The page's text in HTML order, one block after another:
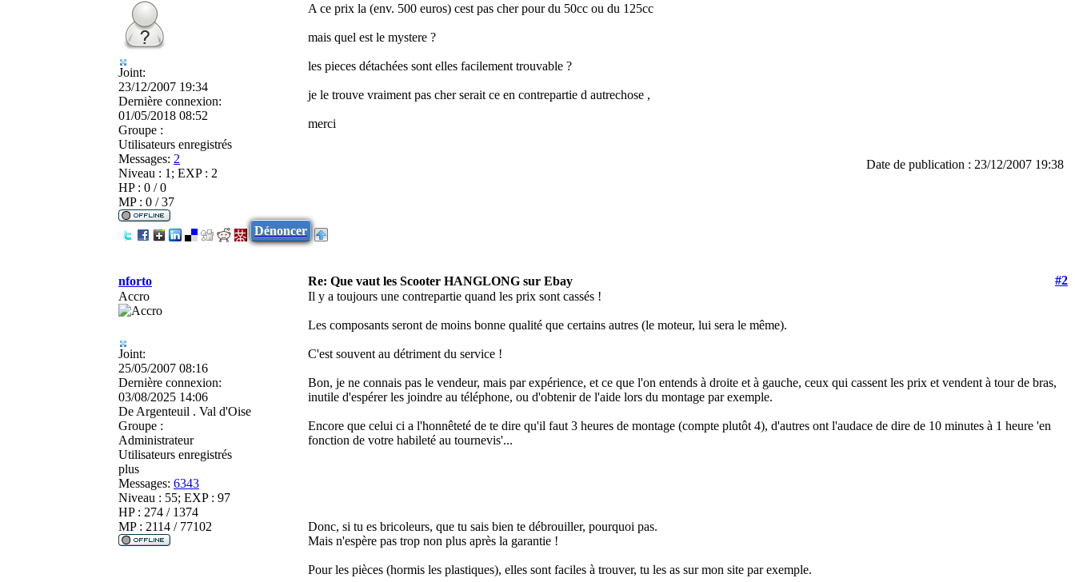
Joint:
23/12/2007 19:34
Dernière connexion:
01/05/2018 08:52
Groupe :
Utilisateurs enregistrés
Messages: 2
Niveau : 1; EXP : 2
HP : 0 / 0
MP : 0 / 37
A ce prix la (env. 500 euros) cest pas cher pour du 50cc ou du 125cc
mais quel est le mystere ?
les pieces détachées sont elles facilement trouvable ?
je le trouve vraiment pas cher serait ce en contrepartie d autrechose ,
merci
Date de publication : 23/12/2007 19:38
Dénoncer
nforto Re: Que vaut les Scooter HANGLONG sur Ebay
#2
Accro
Joint:
25/05/2007 08:16
Dernière connexion:
03/08/2025 14:06
De Argenteuil . Val d'Oise
Groupe :
Administrateur
Utilisateurs enregistrés
plus
Messages: 6343
Niveau : 55; EXP : 97
HP : 274 / 1374
MP : 2114 / 77102
Il y a toujours une contrepartie quand les prix sont cassés !
Les composants seront de moins bonne qualité que certains autres (le moteur, lui sera le même).
C'est souvent au détriment du service !
Bon, je ne connais pas le vendeur, mais par expérience, et ce que l'on entends à droite et à gauche, ceux qui cassent les prix et vendent à tour de bras,
inutile d'espérer les joindre au téléphone, ou d'obtenir de l'aide lors du montage par exemple.
Encore que celui ci a l'honnêteté de te dire qu'il faut 3 heures de montage (compte plutôt 4), d'autres ont l'audace de dire de 10 minutes à 1 heure 'en
fonction de votre habileté au tournevis'...
Donc, si tu es bricoleurs, que tu sais bien te débrouiller, pourquoi pas.
Mais n'espère pas trop non plus après la garantie !
Pour les pièces (hormis les plastiques), elles sont faciles à trouver, tu les as sur mon site par exemple.